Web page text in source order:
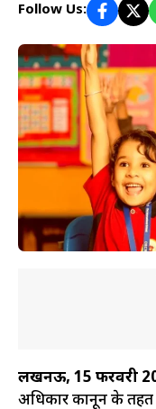
Follow Us:
लखनऊ, 15 फरवरी
अधिकार कानून के तहत